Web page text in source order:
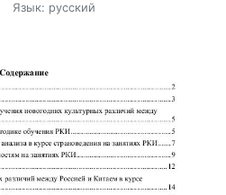
Язык: русский